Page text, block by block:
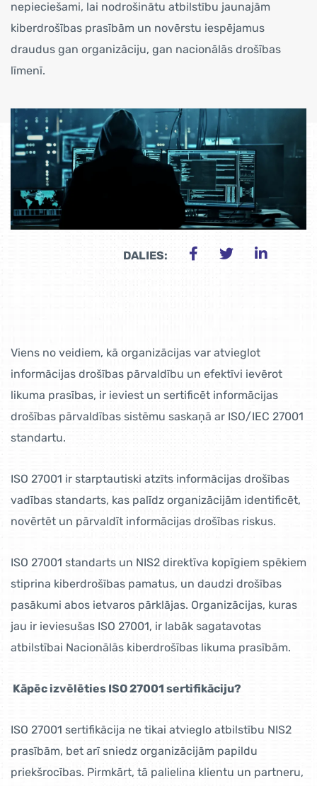
nepieciešami, lai nodrošinātu atbilstību jaunajām
kiberdrošības prasībām un novērstu iespējamus
draudus gan organizāciju, gan nacionālās drošības
līmenī.
DALIES:
Viens no veidiem, kā organizācijas var atvieglot
informācijas drošības pārvaldību un efektīvi ievērot
likuma prasības, ir ieviest un sertificēt informācijas
drošības pārvaldības sistēmu saskaņā ar ISO/IEC 27001
standartu.
ISO 27001 ir starptautiski atzīts informācijas drošības
vadības standarts, kas palīdz organizācijām identificēt,
novērtēt un pārvaldīt informācijas drošības riskus.
ISO 27001 standarts un NIS2 direktīva kopīgiem spēkiem
stiprina kiberdrošības pamatus, un daudzi drošības
pasākumi abos ietvaros pārklājas. Organizācijas, kuras
jau ir ieviesušas ISO 27001, ir labāk sagatavotas
atbilstībai Nacionālās kiberdrošības likuma prasībām.
Kāpēc izvēlēties ISO 27001 sertifikāciju?
ISO 27001 sertifikācija ne tikai atvieglo atbilstību NIS2
prasībām, bet arī sniedz organizācijām papildu
priekšrocības. Pirmkārt, tā palielina klientu un partneru,